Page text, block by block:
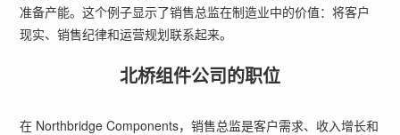
准备产能。这个例子显示了销售总监在制造业中的价值：将客户
现实、销售纪律和运营规划联系起来。
北桥组件公司的职位
在 Northbridge Components，销售总监是客户需求、收入增长和